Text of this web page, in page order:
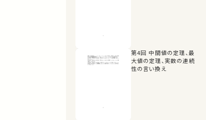
第4回 中間値の定理、最
大値の定理、実数の連続
性の言い換え